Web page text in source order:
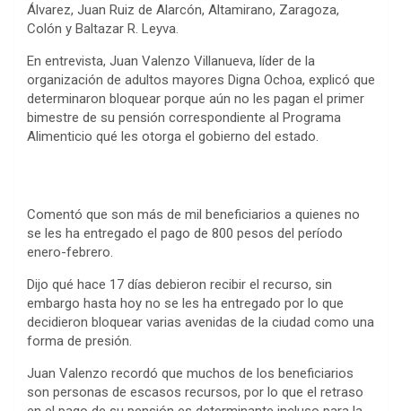
Álvarez, Juan Ruiz de Alarcón, Altamirano, Zaragoza,
Colón y Baltazar R. Leyva.
En entrevista, Juan Valenzo Villanueva, líder de la
organización de adultos mayores Digna Ochoa, explicó que
determinaron bloquear porque aún no les pagan el primer
bimestre de su pensión correspondiente al Programa
Alimenticio qué les otorga el gobierno del estado.
Comentó que son más de mil beneficiarios a quienes no
se les ha entregado el pago de 800 pesos del período
enero-febrero.
Dijo qué hace 17 días debieron recibir el recurso, sin
embargo hasta hoy no se les ha entregado por lo que
decidieron bloquear varias avenidas de la ciudad como una
forma de presión.
Juan Valenzo recordó que muchos de los beneficiarios
son personas de escasos recursos, por lo que el retraso